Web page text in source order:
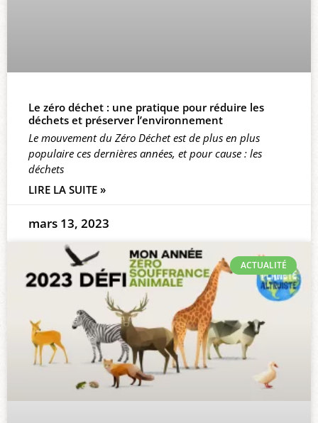
Le zéro déchet : une pratique pour réduire les
déchets et préserver l’environnement
Le mouvement du Zéro Déchet est de plus en plus
populaire ces dernières années, et pour cause : les
déchets
LIRE LA SUITE »
mars 13, 2023
ACTUALITÉ